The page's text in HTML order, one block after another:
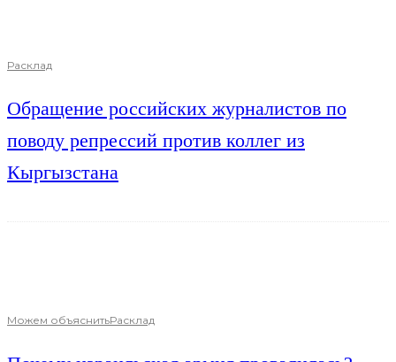
Расклад
Обращение российских журналистов по
поводу репрессий против коллег из
Кыргызстана
Можем объяснитьРасклад